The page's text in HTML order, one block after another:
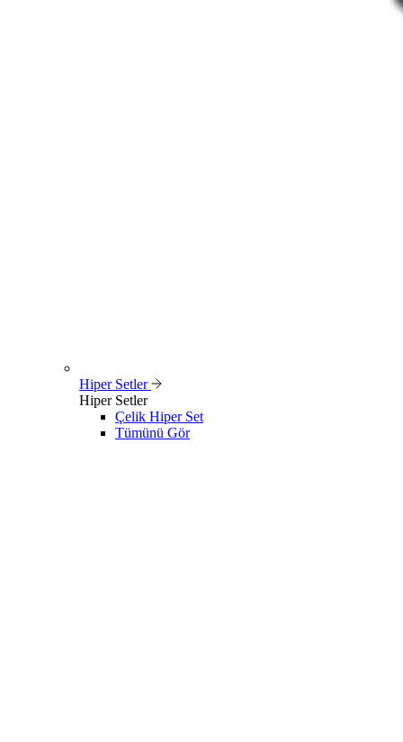
Hiper Setler
Hiper Setler
Çelik Hiper Set
Tümünü Gör